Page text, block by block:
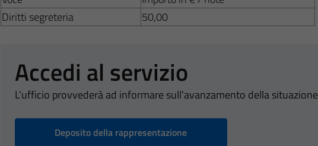
Diritti segreteria
50,00
Accedi al servizio
L'ufficio provvederà ad informare sull'avanzamento della situazione
Deposito della rappresentazione